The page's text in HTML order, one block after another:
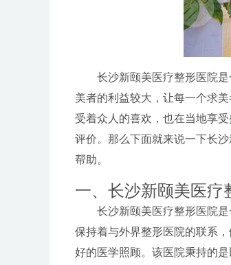
长沙新颐美医疗整形医院
美者的利益较大，让每一个求
受着众人的喜欢，也在当地享
评价。那么下面就来说一下长
帮助。
一、长沙新颐美医疗
长沙新颐美医疗整形医院
保持着与外界整形医院的联系
好的医学照顾。该医院秉持的